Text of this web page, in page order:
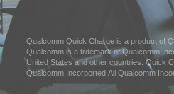
Qualcomm Quick Charge is a product of
Qualcomm is a trdemark of Qualcomm
United States and other countries. Quick
Qualcomm Incorported.All Qualcomm